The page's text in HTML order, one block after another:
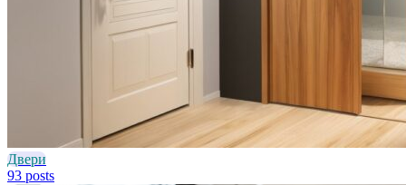
Двери
93 posts